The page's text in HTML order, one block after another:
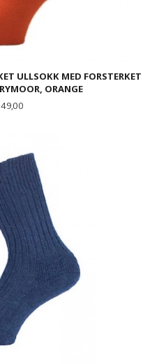
ULLSOKK MED FORSTERKET
ORANGE